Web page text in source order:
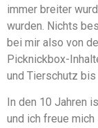
immer breiter
wurden. Nichts
bei mir also von
Picknickbox-
und Tierschutz
In den 10 Jahren
und ich freue